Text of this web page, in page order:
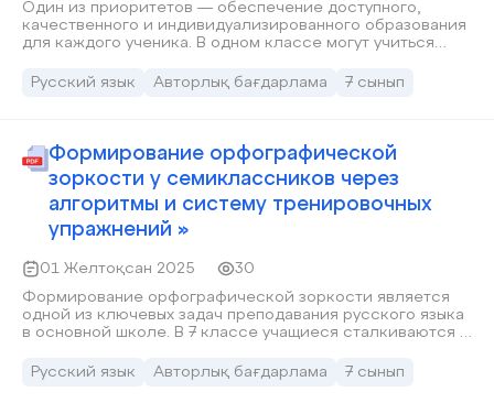
Один из приоритетов — обеспечение доступного,
качественного и индивидуализированного образования
для каждого ученика. В одном классе могут учиться
учебными возможностями и скоростью восприятия
успешного усвоения знаний. В таких условиях на первый
план выходит дифференцированный подход в обучении.
Русский язык Авторлық бағдарлама 7 сынып
Формирование орфографической
зоркости у семиклассников через
алгоритмы и систему тренировочных
упражнений »
01 Желтоқсан 2025
30
Формирование орфографической зоркости является
одной из ключевых задач преподавания русского языка
в основной школе. В 7 классе учащиеся сталкиваются с
круга орфографических правил и увеличением
Русский язык Авторлық бағдарлама 7 сынып